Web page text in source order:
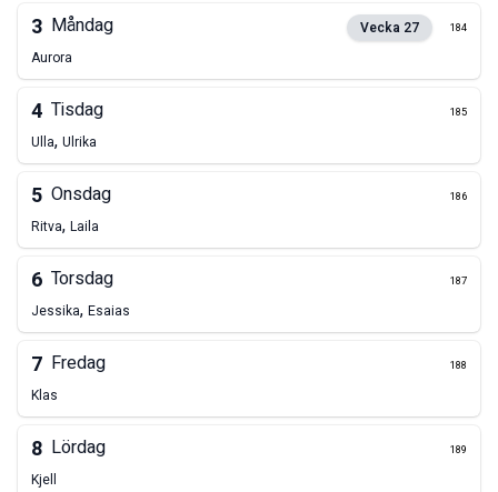
3 Måndag Vecka 27 184
Aurora
4 Tisdag 185
Ulla, Ulrika
5 Onsdag 186
Ritva, Laila
6 Torsdag 187
Jessika, Esaias
7 Fredag 188
Klas
8 Lördag 189
Kjell